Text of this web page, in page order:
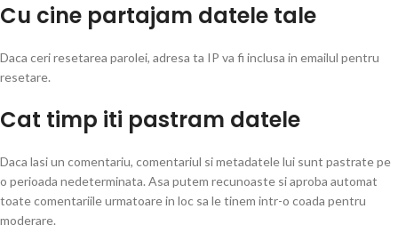
Cu cine partajam datele tale
Daca ceri resetarea parolei, adresa ta IP va fi inclusa in emailul pentru
resetare.
Cat timp iti pastram datele
Daca lasi un comentariu, comentariul si metadatele lui sunt pastrate pe
o perioada nedeterminata. Asa putem recunoaste si aproba automat
toate comentariile urmatoare in loc sa le tinem intr-o coada pentru
moderare.